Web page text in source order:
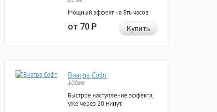
Мощный эффект на 5ть часов.
от 70Р Купить
Виагра Софт
100мг
Быстрое наступление эффекта,
уже через 20 минут.